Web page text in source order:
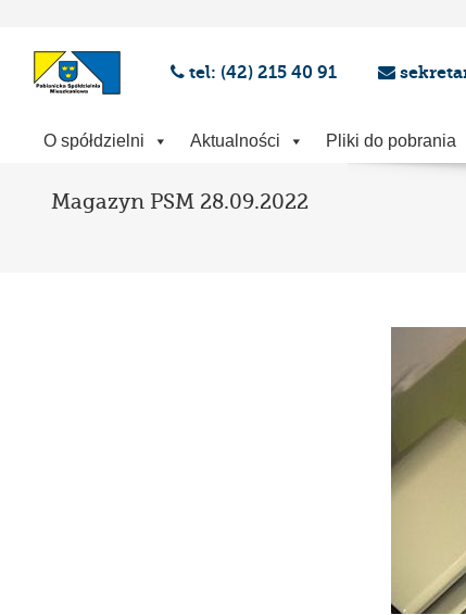
tel: (42) 215 40 91
O spółdzielni Aktualności Pliki do pobrania
Magazyn PSM 28.09.2022